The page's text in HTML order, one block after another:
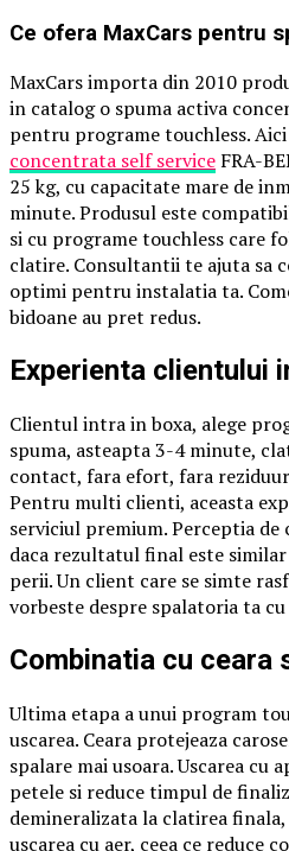
Ce ofera MaxCars pentru
MaxCars importa din 2010
in catalog o spuma activa
pentru programe touchless.
concentrata self service FRA-
25 kg, cu capacitate mare de
minute. Produsul este
si cu programe touchless care
clatire. Consultantii te ajuta sa
optimi pentru instalatia ta.
bidoane au pret redus.
Experienta clientului
Clientul intra in boxa, alege
spuma, asteapta 3-4 minute,
contact, fara efort, fara
Pentru multi clienti, aceasta
serviciul premium. Perceptia
daca rezultatul final este
perii. Un client care se simte
vorbeste despre spalatoria ta
Combinatia cu ceara
Ultima etapa a unui program
uscarea. Ceara protejeaza
spalare mai usoara. Uscarea cu
petele si reduce timpul de
demineralizata la clatirea
uscarea cu aer, ceea ce reduce